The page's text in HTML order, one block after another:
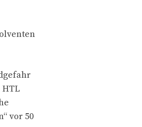
HTL
vor 50